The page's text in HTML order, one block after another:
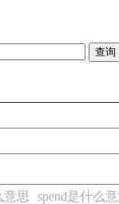
意思
spend是什么